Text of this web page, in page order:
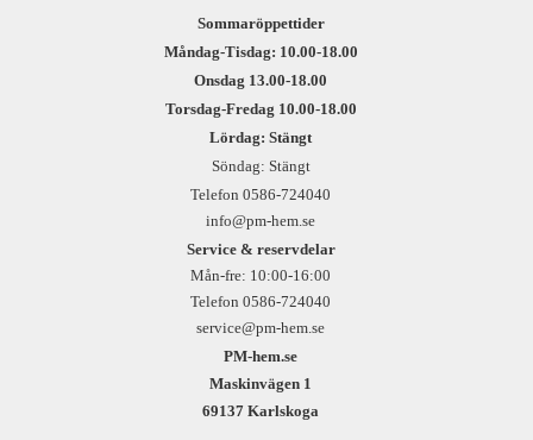
Sommaröppettider
Måndag-Tisdag: 10.00-18.00
Onsdag 13.00-18.00
Torsdag-Fredag 10.00-18.00
Lördag: Stängt
Söndag: Stängt
Telefon 0586-724040
info@pm-hem.se
Service & reservdelar
Mån-fre: 10:00-16:00
Telefon 0586-724040
service@pm-hem.se
PM-hem.se
Maskinvägen 1
69137 Karlskoga